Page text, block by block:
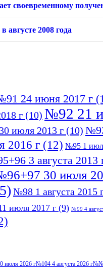
своевременному
августе 2008 года
24 июня 2017 г
г (10) №92 21
июля 2013 г (10)
2016 г (12) №95 1
3 августа 2013
30 июля
№98 1 августа 2015
июля 2017 г (9) №99 4
июля 2026 г№104 4 августа 2026 г